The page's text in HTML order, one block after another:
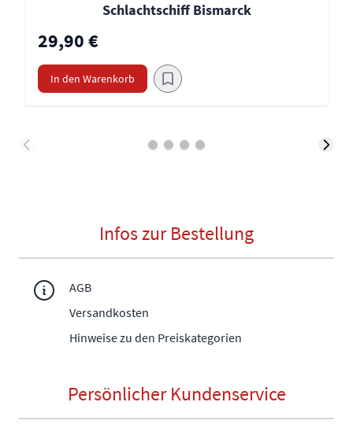
Schlachtschiff Bismarck
29,90 €
In den Warenkorb
Infos zur Bestellung
AGB
Versandkosten
Hinweise zu den Preiskategorien
Persönlicher Kundenservice